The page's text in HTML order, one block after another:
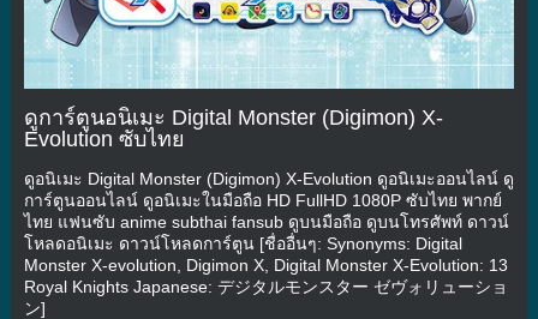
ดูการ์ตูนอนิเมะ Digital Monster (Digimon) X-
Evolution ซับไทย
ดูอนิเมะ Digital Monster (Digimon) X-Evolution ดูอนิเมะออนไลน์ ดู
การ์ตูนออนไลน์ ดูอนิเมะในมือถือ HD FullHD 1080P ซับไทย พากย์
ไทย แฟนซับ anime subthai fansub ดูบนมือถือ ดูบนโทรศัพท์ ดาวน์
โหลดอนิเมะ ดาวน์โหลดการ์ตูน [ชื่ออื่นๆ: Synonyms: Digital
Monster X-evolution, Digimon X, Digital Monster X-Evolution: 13
Royal Knights Japanese: デジタルモンスター ゼヴォリューショ
ン]